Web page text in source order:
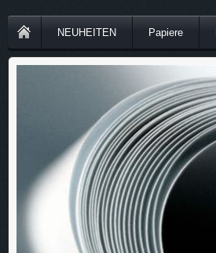
NEUHEITEN Papiere